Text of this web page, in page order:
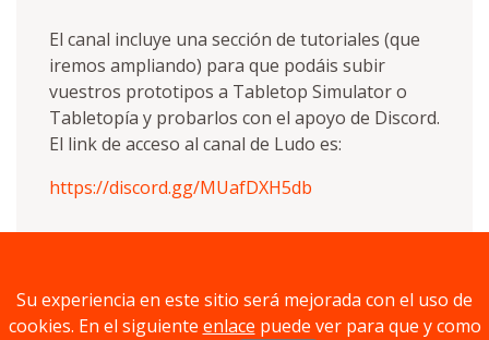
El canal incluye una sección de tutoriales (que
iremos ampliando) para que podáis subir
vuestros prototipos a Tabletop Simulator o
Tabletopía y probarlos con el apoyo de Discord.
El link de acceso al canal de Ludo es:
https://discord.gg/MUafDXH5db
aplicación o desde el navegador web, y cuenta
con más de 250 millones de usuarios
Su experiencia en este sitio será mejorada con el uso de
cookies. En el siguiente enlace puede ver para que y como